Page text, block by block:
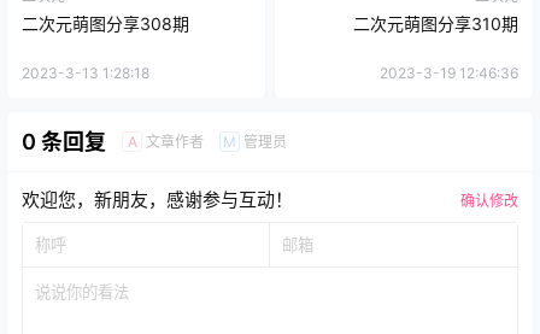
二次元萌图分享308期
2023-3-13 1:28:18
二次元萌图分享310期
2023-3-19 12:46:36
0 条回复 A 文章作者 M 管理员
欢迎您，新朋友，感谢参与互动！ 确认修改